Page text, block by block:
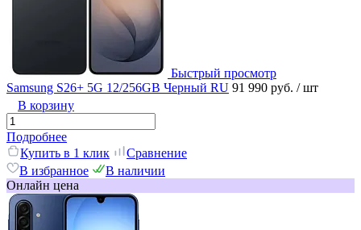
Быстрый просмотр
Samsung S26+ 5G 12/256GB Черный RU 91 990 руб. / шт
В корзину
Подробнее
Купить в 1 клик
Сравнение
В избранное
В наличии
Онлайн цена